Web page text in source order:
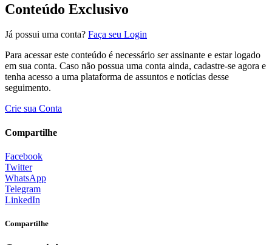
Conteúdo Exclusivo
Já possui uma conta? Faça seu Login
Para acessar este conteúdo é necessário ser assinante e estar logado
em sua conta. Caso não possua uma conta ainda, cadastre-se agora e
tenha acesso a uma plataforma de assuntos e notícias desse
seguimento.
Crie sua Conta
Compartilhe
Facebook
Twitter
WhatsApp
Telegram
LinkedIn
Compartilhe